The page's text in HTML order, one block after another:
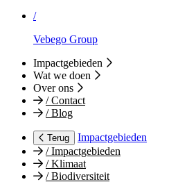
/
Vebego Group
Impactgebieden
Wat we doen
Over ons
/Contact
/Blog
Terug
Impactgebieden
/Impactgebieden
/Klimaat
/Biodiversiteit